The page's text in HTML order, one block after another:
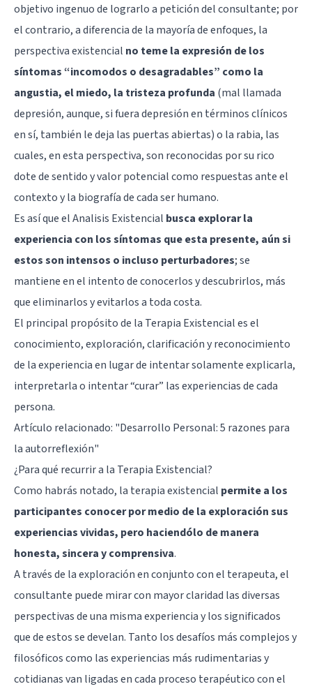
objetivo ingenuo de lograrlo a petición del consultante; por
el contrario, a diferencia de la mayoría de enfoques, la
perspectiva existencial no teme la expresión de los
síntomas “incomodos o desagradables” como la
angustia, el miedo, la tristeza profunda (mal llamada
depresión, aunque, si fuera depresión en términos clínicos
en sí, también le deja las puertas abiertas) o la rabia, las
cuales, en esta perspectiva, son reconocidas por su rico
dote de sentido y valor potencial como respuestas ante el
contexto y la biografía de cada ser humano.
Es así que el Analisis Existencial busca explorar la
experiencia con los síntomas que esta presente, aún si
estos son intensos o incluso perturbadores; se
mantiene en el intento de conocerlos y descubrirlos, más
que eliminarlos y evitarlos a toda costa.
El principal propósito de la Terapia Existencial es el
conocimiento, exploración, clarificación y reconocimiento
de la experiencia en lugar de intentar solamente explicarla,
interpretarla o intentar “curar” las experiencias de cada
persona.
Artículo relacionado: "Desarrollo Personal: 5 razones para
la autorreflexión"
¿Para qué recurrir a la Terapia Existencial?
Como habrás notado, la terapia existencial permite a los
participantes conocer por medio de la exploración sus
experiencias vividas, pero haciendólo de manera
honesta, sincera y comprensiva.
A través de la exploración en conjunto con el terapeuta, el
consultante puede mirar con mayor claridad las diversas
perspectivas de una misma experiencia y los significados
que de estos se develan. Tanto los desafíos más complejos y
filosóficos como las experiencias más rudimentarias y
cotidianas van ligadas en cada proceso terapéutico con el